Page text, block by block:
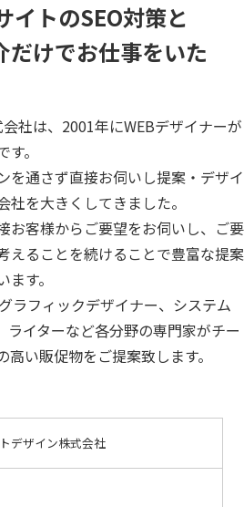
イトのSEO対策と
だけでお仕事をいた
社は、2001年にWEBデザイナーが
。
を通さず直接お伺いし提案・デザイ
を大きくしてきました。
お客様からご要望をお伺いし、ご要
えることを続けることで豊富な提案
す。
ラフィックデザイナー、システム
ライターなど各分野の専門家がチー
い販促物をご提案致します。
デザイン株式会社